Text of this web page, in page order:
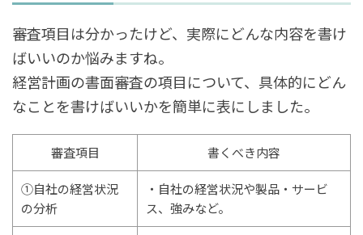
審査項目は分かったけど、実際にどんな内容を書け
ばいいのか悩みますね。
経営計画の書面審査の項目について、具体的にどん
なことを書けばいいかを簡単に表にしました。
審査項目 書くべき内容
①自社の経営状況
の分析
・自社の経営状況や製品・サービ
ス、強みなど。